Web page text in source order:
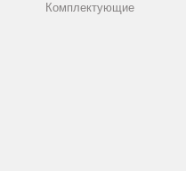
Комплектующие